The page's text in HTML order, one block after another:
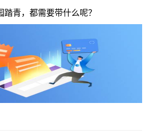
青，都需要带什么呢？